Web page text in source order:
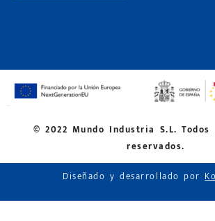
© 2022 Mundo Industria S.L. Todos
reservados.
Diseñado y desarrollado por